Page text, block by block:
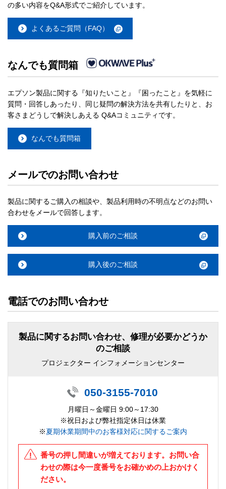
の多い内容をQ&A形式でご紹介しています。
よくあるご質問（FAQ）
なんでも質問箱
エプソン製品に関する『知りたいこと』『困ったこと』を気軽に
質問・回答しあったり、同じ疑問の解決方法を共有したりと、お
客さまどうしで解決しあえる Q&Aコミュニティです。
なんでも質問箱
メールでのお問い合わせ
製品に関するご購入の相談や、製品利用時の不明点などのお問い
合わせをメールで回答します。
購入前のご相談
購入後のご相談
電話でのお問い合わせ
製品に関するお問い合わせ、修理が必要かどうか
のご相談
プロジェクター インフォメーションセンター
050-3155-7010
月曜日～金曜日 9:00～17:30
※祝日および弊社指定休日は休業
※夏期休業期間中のお客様対応に関するご案内
番号の押し間違いが増えております。お問い合
わせの際は今一度番号をお確かめの上おかけく
ださい。